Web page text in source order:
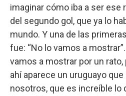
imaginar cómo iba a ser ese
del segundo gol, que ya lo
mundo. Y una de las
fue: “No lo vamos a
vamos a mostrar por un rato,
ahí aparece un uruguayo
nosotros, que es increíble lo